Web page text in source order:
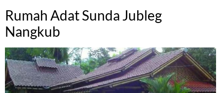
Rumah Adat Sunda Jubleg
Nangkub